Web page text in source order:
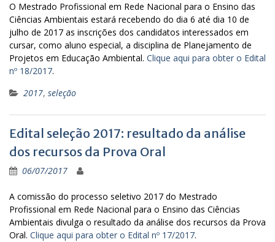
O Mestrado Profissional em Rede Nacional para o Ensino das
Ciências Ambientais estará recebendo do dia 6 até dia 10 de
julho de 2017 as inscrições dos candidatos interessados em
cursar, como aluno especial, a disciplina de Planejamento de
Projetos em Educação Ambiental. Clique aqui para obter o Edital
nº 18/2017.
2017, seleção
Edital seleção 2017: resultado da análise
dos recursos da Prova Oral
06/07/2017
A comissão do processo seletivo 2017 do Mestrado
Profissional em Rede Nacional para o Ensino das Ciências
Ambientais divulga o resultado da análise dos recursos da Prova
Oral. Clique aqui para obter o Edital nº 17/2017.